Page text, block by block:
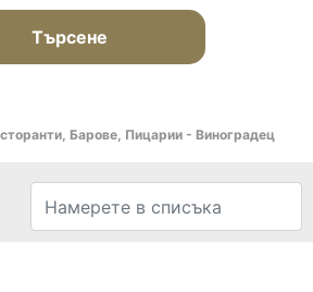
Търсене
Барове, Пицарии - Виноградец